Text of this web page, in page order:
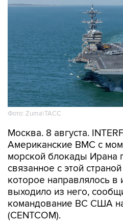
Фото: Zuma\ТАСС
Москва. 8 августа.
Американские ВМС с
морской блокады Ирана
связанное с этой
которое направлялось в
выходило из него,
командование ВС США
(CENTCOM).